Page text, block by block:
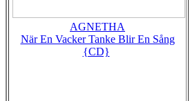
AGNETHA
När En Vacker Tanke Blir En Sång
{CD}